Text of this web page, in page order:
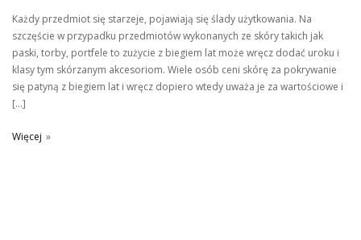
Każdy przedmiot się starzeje, pojawiają się ślady użytkowania. Na
szczęście w przypadku przedmiotów wykonanych ze skóry takich jak
paski, torby, portfele to zużycie z biegiem lat może wręcz dodać uroku i
klasy tym skórzanym akcesoriom. Wiele osób ceni skórę za pokrywanie
się patyną z biegiem lat i wręcz dopiero wtedy uważa je za wartościowe i
[…]
Więcej